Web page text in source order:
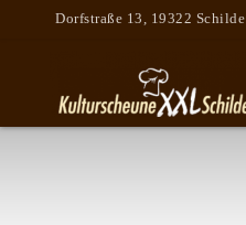
Dorfstraße 13, 19322 Schilde